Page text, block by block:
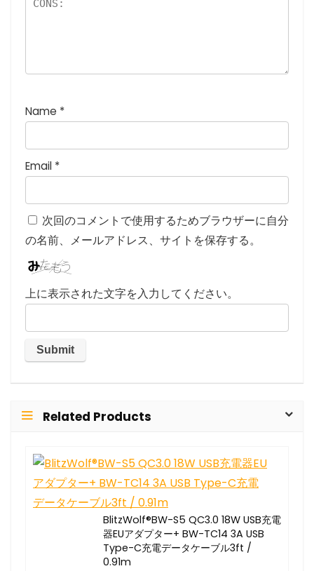
Name *
Email *
次回のコメントで使用するためブラウザーに自分
の名前、メールアドレス、サイトを保存する。
上に表示された文字を入力してください。
Related Products
BlitzWolf®BW-S5 QC3.0 18W USB充電
器EUアダプター+ BW-TC14 3A USB
Type-C充電データケーブル3ft /
0.91m